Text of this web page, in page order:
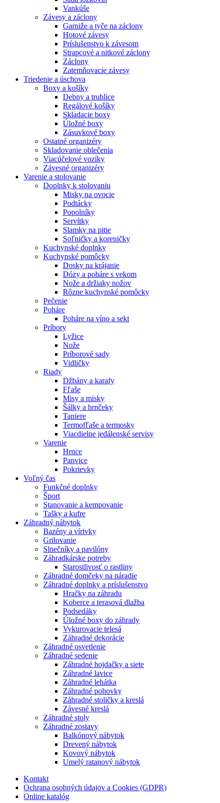
Vankúše
Závesy a záclony
Garniže a tyče na záclony
Hotové závesy
Príslušenstvo k závesom
Strapcové a nitkové záclony
Záclony
Zatemňovacie závesy
Triedenie a úschova
Boxy a košíky
Debny a truhlice
Regálové košíky
Skladacie boxy
Úložné boxy
Zásuvkové boxy
Ostatné organizéry
Skladovanie oblečenia
Viacúčelové vozíky
Závesné organizéry
Varenie a stolovanie
Doplnky k stolovaniu
Misky na ovocie
Podtácky
Popolníky
Servítky
Slamky na pitie
Soľničky a koreničky
Kuchynské doplnky
Kuchynské pomôcky
Dosky na krájanie
Dózy a poháre s vekom
Nože a držiaky nožov
Rôzne kuchynské pomôcky
Pečenie
Poháre
Poháre na víno a sekt
Príbory
Lyžice
Nože
Príborové sady
Vidličky
Riady
Džbány a karafy
Fľaše
Misy a misky
Šálky a hrnčeky
Taniere
Termofľaše a termosky
Viacdielne jedálenské servisy
Varenie
Hrnce
Panvice
Pokrievky
Voľný čas
Funkčné doplnky
Šport
Stanovanie a kempovanie
Tašky a kufre
Záhradný nábytok
Bazény a vírivky
Grilovanie
Slnečníky a pavilóny
Záhradkárske potreby
Starostlivosť o rastliny
Záhradné domčeky na náradie
Záhradné doplnky a príslušenstvo
Hračky na záhradu
Koberce a terasová dlažba
Podsedáky
Úložné boxy do záhrady
Vykurovacie telesá
Záhradné dekorácie
Záhradné osvetlenie
Záhradné sedenie
Záhradné hojdačky a siete
Záhradné lavice
Záhradné lehátka
Záhradné pohovky
Záhradné stoličky a kreslá
Závesné kreslá
Záhradné stoly
Záhradné zostavy
Balkónový nábytok
Drevený nábytok
Kovový nábytok
Umelý ratanový nábytok
Kontakt
Ochrana osobných údajov a Cookies (GDPR)
Online katalóg